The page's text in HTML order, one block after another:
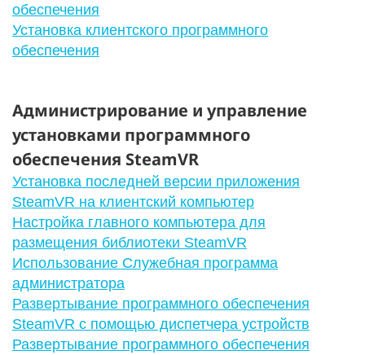
обеспечения
Установка клиентского программного
обеспечения
Администрирование и управление
установками программного
обеспечения SteamVR
Установка последней версии приложения
SteamVR на клиентский компьютер
Настройка главного компьютера для
размещения библиотеки SteamVR
Использование Служебная программа
администратора
Развертывание программного обеспечения
SteamVR с помощью диспетчера устройств
Развертывание программного обеспечения